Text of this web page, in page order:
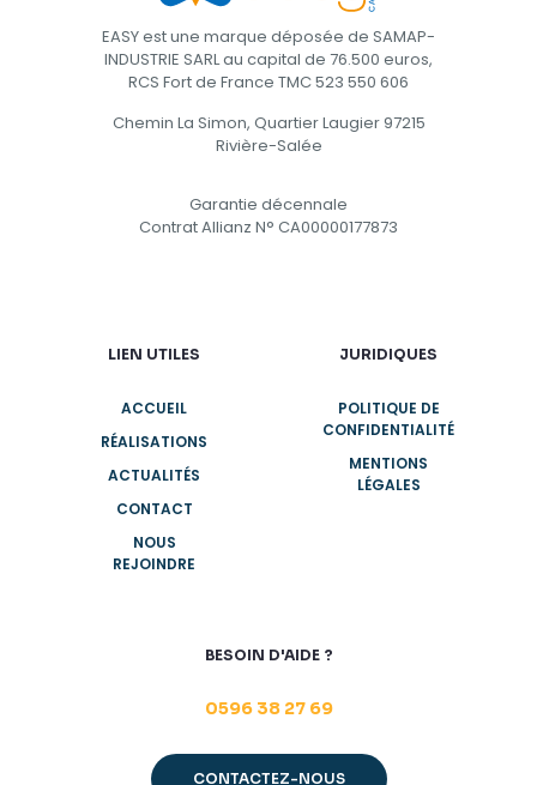
EASY est une marque déposée de SAMAP-
INDUSTRIE SARL au capital de 76.500 euros,
RCS Fort de France TMC 523 550 606
Chemin La Simon, Quartier Laugier 97215
Rivière-Salée
Garantie décennale
Contrat Allianz N° CA00000177873
LIEN UTILES
ACCUEIL
RÉALISATIONS
ACTUALITÉS
CONTACT
NOUS
REJOINDRE
JURIDIQUES
POLITIQUE DE
CONFIDENTIALITÉ
MENTIONS
LÉGALES
BESOIN D'AIDE ?
0596 38 27 69
CONTACTEZ-NOUS